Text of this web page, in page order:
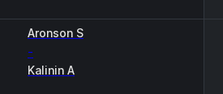
Aronson S
-
Kalinin A